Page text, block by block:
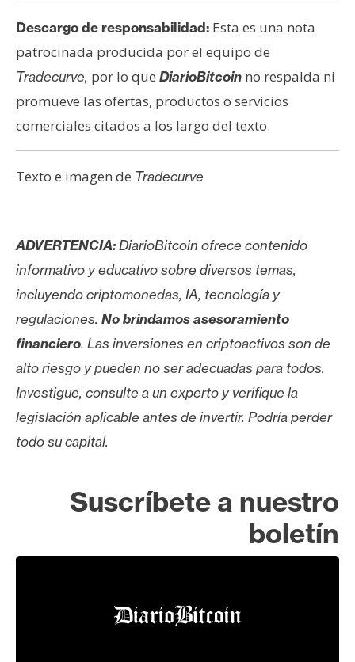
Descargo de responsabilidad: Esta es una nota
patrocinada producida por el equipo de
Tradecurve, por lo que DiarioBitcoin no respalda ni
promueve las ofertas, productos o servicios
comerciales citados a los largo del texto.
Texto e imagen de Tradecurve
ADVERTENCIA:DiarioBitcoin ofrece contenido
informativo y educativo sobre diversos temas,
incluyendo criptomonedas, IA, tecnología y
regulaciones. No brindamos asesoramiento
financiero. Las inversiones en criptoactivos son de
alto riesgo y pueden no ser adecuadas para todos.
Investigue, consulte a un experto y verifique la
legislación aplicable antes de invertir. Podría perder
todo su capital.
Suscríbete a nuestro
boletín